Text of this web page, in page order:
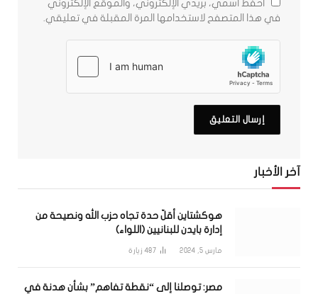
احفظ اسمي، بريدي الإلكتروني، والموقع الإلكتروني
في هذا المتصفح لاستخدامها المرة المقبلة في تعليقي.
آخر الأخبار
هوكشتاين أقلّ حدة تجاه حزب الله ونصيحة من
إدارة بايدن للبنانيين (اللواء)
مارس 5, 2024 487 زيارة
مصر: توصلنا إلى “نقطة تفاهم” بشأن هدنة في